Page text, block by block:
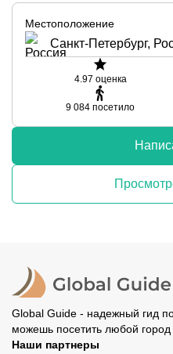
Местоположение
Санкт-Петербург,
4.97 оценка
9 084 посетило
Global Guide - надежный гид
можешь посетить любой город
Наши партнеры